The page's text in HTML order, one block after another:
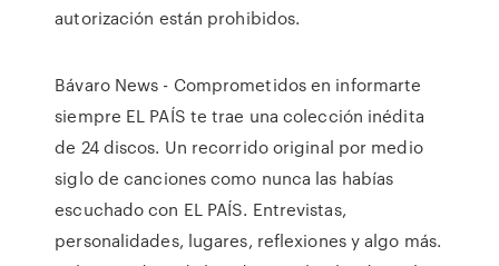
autorización están prohibidos.
Bávaro News - Comprometidos en informarte
siempre EL PAÍS te trae una colección inédita
de 24 discos. Un recorrido original por medio
siglo de canciones como nunca las habías
escuchado con EL PAÍS. Entrevistas,
personalidades, lugares, reflexiones y algo más.